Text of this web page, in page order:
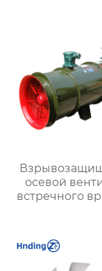
осевой
встречного